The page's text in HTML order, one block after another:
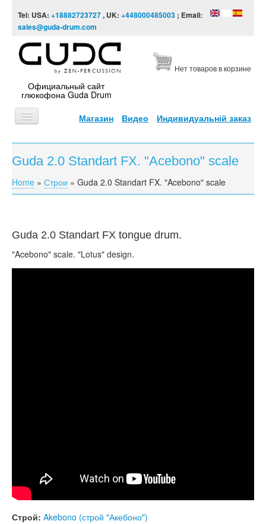
Tel: USA: +18882723727, UK: +448000485003 ; Email:
sales@guda-drum.com
Официальный сайт
глюкофона Guda Drum
Нет товаров в корзине
Магазин Видео Индивидуальній заказ
ГЛАВНАЯ
ТИПЫ
ДИЗАЙНЫ
ЗВУКОРЯД
ИНФОРМАЦИЯ
Guda 2.0 Standart FX. "Acebono" scale
You are here
Home » Строи » Guda 2.0 Standart FX. "Acebono" scale
Guda 2.0 Standart FX tongue drum.
"Acebono" scale. "Lotus" design.
Строй: Akebono (строй "Акебоно")